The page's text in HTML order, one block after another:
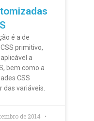
é a de
primitivo,
a
bem como a
CSS
das variáveis.
de 2014